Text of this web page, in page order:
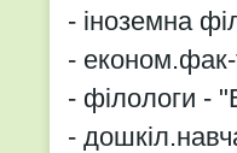
- іноземна
-
- філологи -
-